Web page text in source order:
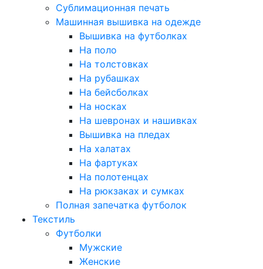
Сублимационная печать
Машинная вышивка на одежде
Вышивка на футболках
На поло
На толстовках
На рубашках
На бейсболках
На носках
На шевронах и нашивках
Вышивка на пледах
На халатах
На фартуках
На полотенцах
На рюкзаках и сумках
Полная запечатка футболок
Текстиль
Футболки
Мужские
Женские